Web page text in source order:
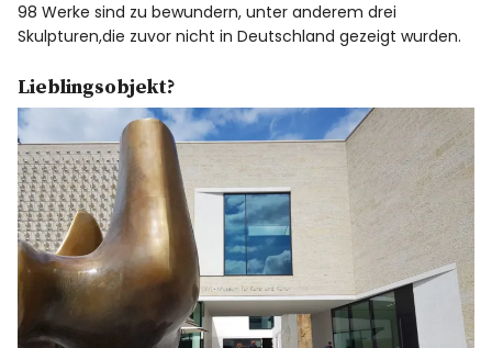
98 Werke sind zu bewundern, unter anderem drei
Skulpturen,die zuvor nicht in Deutschland gezeigt wurden.
Lieblingsobjekt?